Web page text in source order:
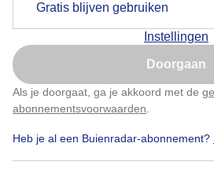
Gratis blijven gebruiken
Instellingen
Doorgaan
Als je doorgaat, ga je akkoord met de
abonnementsvoorwaarden
Heb je al een Buienradar-abonnement?
Door: Erna Kool
Nu niet,
Klik hierom dit aan te